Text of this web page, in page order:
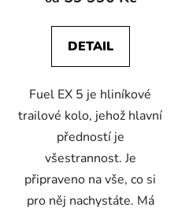
DETAIL
Fuel EX 5 je hliníkové
trailové kolo, jehož hlavní
předností je
všestrannost. Je
připraveno na vše, co si
pro něj nachystáte. Má